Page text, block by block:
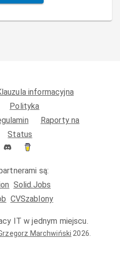
informacyjna
Polityka
Raporty na
Status
są:
Solid.Jobs
CVSzablony
IT w jednym miejscu.
Marchwiński 2026